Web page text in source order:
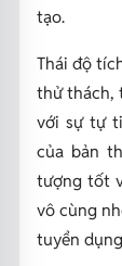
tạo.
Thái độ
thử thách,
với sự tự
của bản
tượng tốt
vô cùng
tuyển